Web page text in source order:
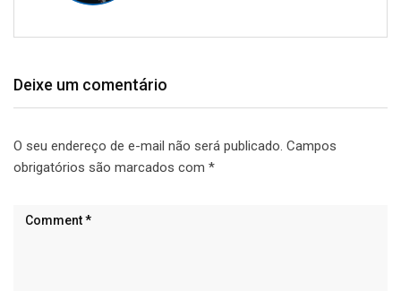
Deixe um comentário
O seu endereço de e-mail não será publicado. Campos
obrigatórios são marcados com *